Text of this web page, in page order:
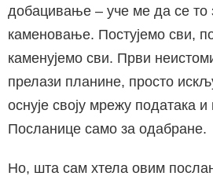
добацивање – уче ме да се то
каменовање. Постујемо сви,
каменујемо сви. Први
прелази планине, просто
оснује своју мрежу података
Посланице само за одабране.
Но, шта сам хтела овим